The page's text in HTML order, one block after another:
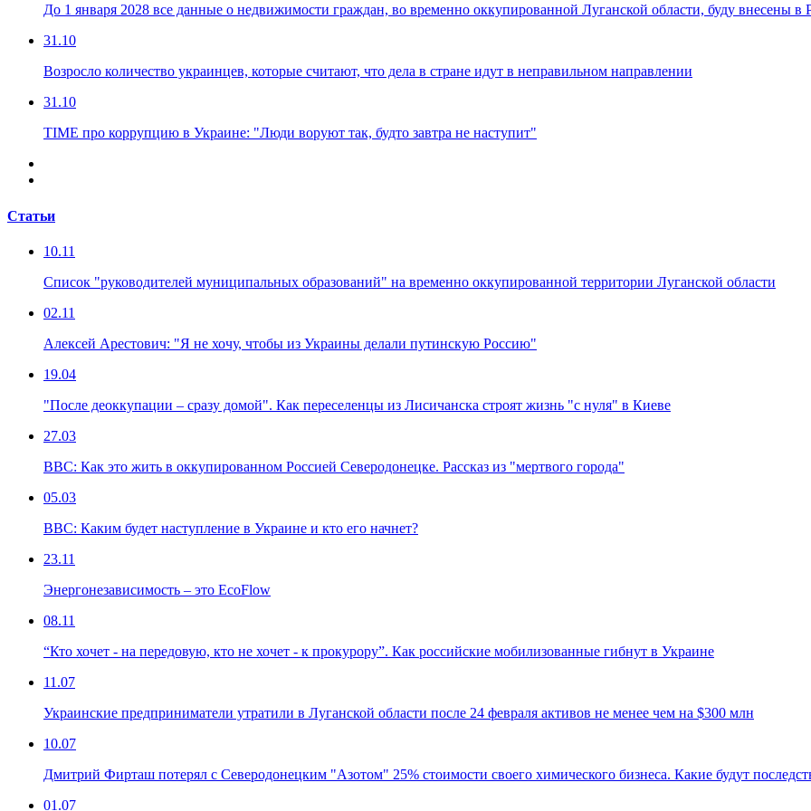
До 1 января 2028 все данные о недвижимости граждан, во временно оккупированной Луганской области, буду внесены в
31.10
Возросло количество украинцев, которые считают, что дела в стране идут в неправильном направлении
31.10
TIME про коррупцию в Украине: "Люди воруют так, будто завтра не наступит"
Статьи
10.11
Список "руководителей муниципальных образований" на временно оккупированной территории Луганской области
02.11
Алексей Арестович: "Я не хочу, чтобы из Украины делали путинскую Россию"
19.04
"После деоккупации – сразу домой". Как переселенцы из Лисичанска строят жизнь "с нуля" в Киеве
27.03
ВВС: Как это жить в оккупированном Россией Северодонецке. Рассказ из "мертвого города"
05.03
ВВС: Каким будет наступление в Украине и кто его начнет?
23.11
Энергонезависимость – это EcoFlow
08.11
“Кто хочет - на передовую, кто не хочет - к прокурору”. Как российские мобилизованные гибнут в Украине
11.07
Украинские предприниматели утратили в Луганской области после 24 февраля активов не менее чем на $300 млн
10.07
Дмитрий Фирташ потерял с Северодонецким "Азотом" 25% стоимости своего химического бизнеса. Какие будут
01.07